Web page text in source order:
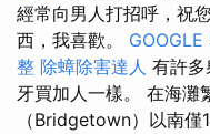
經常向男人打招呼，祝
西，我喜歡。
整 除蟑除害達人 有許
牙買加人一樣。 在海灘
（Bridgetown）以南